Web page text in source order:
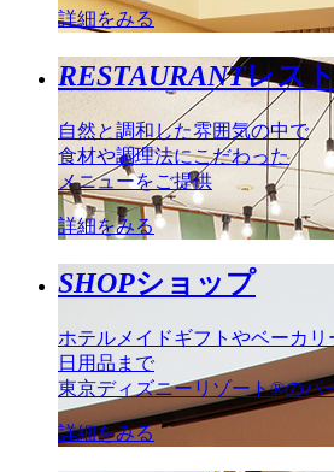
詳細をみる
RESTAURANTレス
自然と調和した雰囲気の中で
食材や調理法にこだわった
メニューをご提供
詳細をみる
SHOPショップ
ホテルメイドギフトやベーカリ
日用品まで
東京ディズニーリゾート®のパ
詳細をみる